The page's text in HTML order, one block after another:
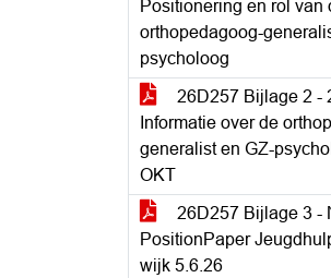
Positionering en rol van
orthopedagoog-
psycholoog
26D257 Bijlage 2 -
Informatie over de
generalist en GZ-
OKT
26D257 Bijlage 3 -
PositionPaper
wijk 5.6.26